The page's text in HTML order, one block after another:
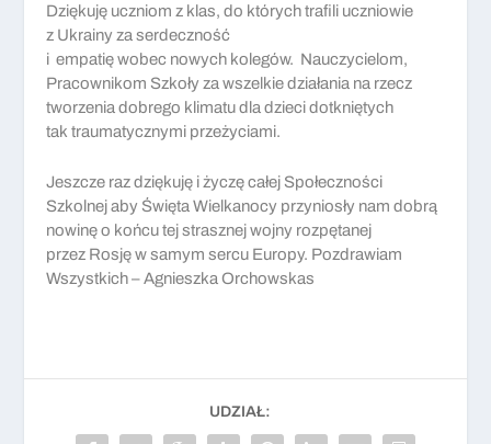
Dziękuję uczniom z klas, do których trafili uczniowie
z Ukrainy za serdeczność
i empatię wobec nowych kolegów. Nauczycielom,
Pracownikom Szkoły za wszelkie działania na rzecz
tworzenia dobrego klimatu dla dzieci dotkniętych
tak traumatycznymi przeżyciami.
Jeszcze raz dziękuję i życzę całej Społeczności
Szkolnej aby Święta Wielkanocy przyniosły nam dobrą
nowinę o końcu tej strasznej wojny rozpętanej
przez Rosję w samym sercu Europy. Pozdrawiam
Wszystkich – Agnieszka Orchowskas
UDZIAŁ: